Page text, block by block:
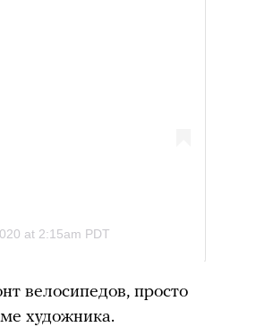
велосипедов, просто
художника.